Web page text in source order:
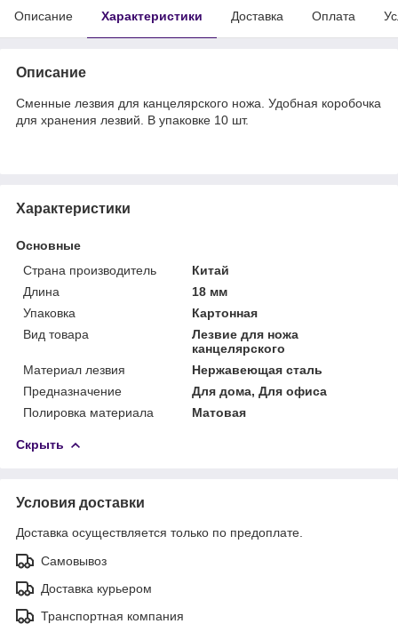
Описание Характеристики Доставка Оплата
Описание
Сменные лезвия для канцелярского ножа. Удобная коробочка
для хранения лезвий. В упаковке 10 шт.
Характеристики
Основные
Страна производитель
Китай
Длина
18 мм
Упаковка
Картонная
Вид товара
Лезвие для ножа
канцелярского
Материал лезвия
Нержавеющая сталь
Предназначение
Для дома, Для офиса
Полировка материала
Матовая
Скрыть
Условия доставки
Доставка осуществляется только по предоплате.
Самовывоз
Доставка курьером
Транспортная компания